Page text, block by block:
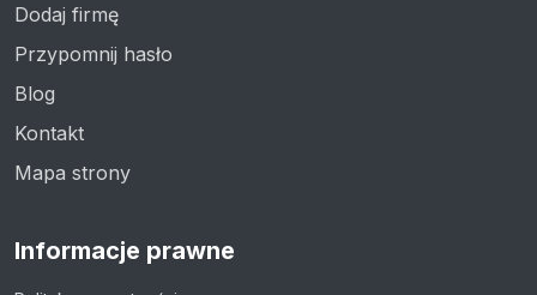
Dodaj firmę
Przypomnij hasło
Blog
Kontakt
Mapa strony
Informacje prawne